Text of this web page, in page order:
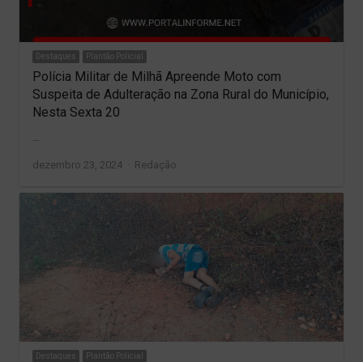
Destaques Plantão Policial
Polícia Militar de Milhã Apreende Moto com
Suspeita de Adulteração na Zona Rural do Município,
Nesta Sexta 20
dezembro 23, 2024 Author
Redação
Destaques Plantão Policial